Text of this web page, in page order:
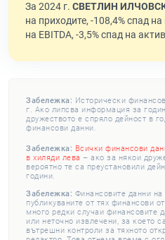
За 2024 г. СВЕТЛИН
на приходите, -108,4% спад
на EBITDA, -3,5% спад на
Забележка: Исторически
г. Ако липсва информация за
дружеството е спряло дейност в
финансови данни.
Забележка: Всички финансови
в хиляди лева – ако за някои
вероятно те са преустановили
години.
Забележка: Финансовите данни
публикуваните от тях финансови
много редки случаи финансовите
или неточно извлечени, за което
вътрешни контроли за тяхното